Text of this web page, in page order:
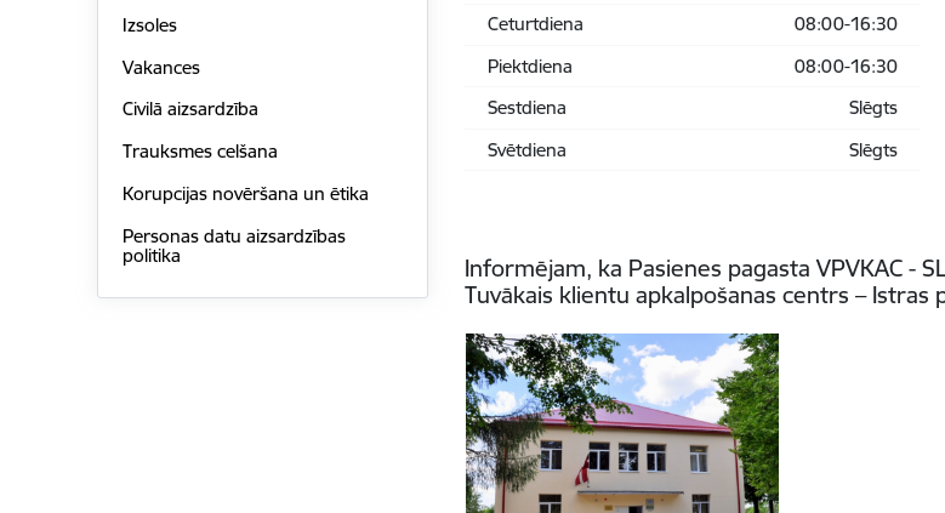
Izsoles
Vakances
Civilā aizsardzība
Trauksmes celšana
Korupcijas novēršana un ētika
Personas datu aizsardzības
politika
Ceturtdiena
08:00-16:30
Piektdiena
08:00-16:30
Sestdiena
Slēgts
Svētdiena
Slēgts
Informējam, ka Pasienes pagasta VPVKAC -
Tuvākais klientu apkalpošanas centrs – Istras